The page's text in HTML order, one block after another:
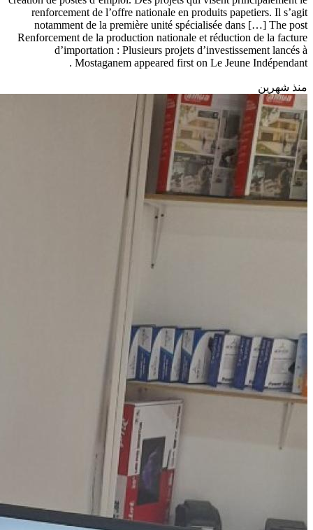
renforcement de l’offre nationale en produits papetiers. Il s’agit
notamment de la première unité spécialisée dans […] The post
Renforcement de la production nationale et réduction de la facture
d’importation : Plusieurs projets d’investissement lancés à
Mostaganem appeared first on Le Jeune Indépendant .
منذ شهرين